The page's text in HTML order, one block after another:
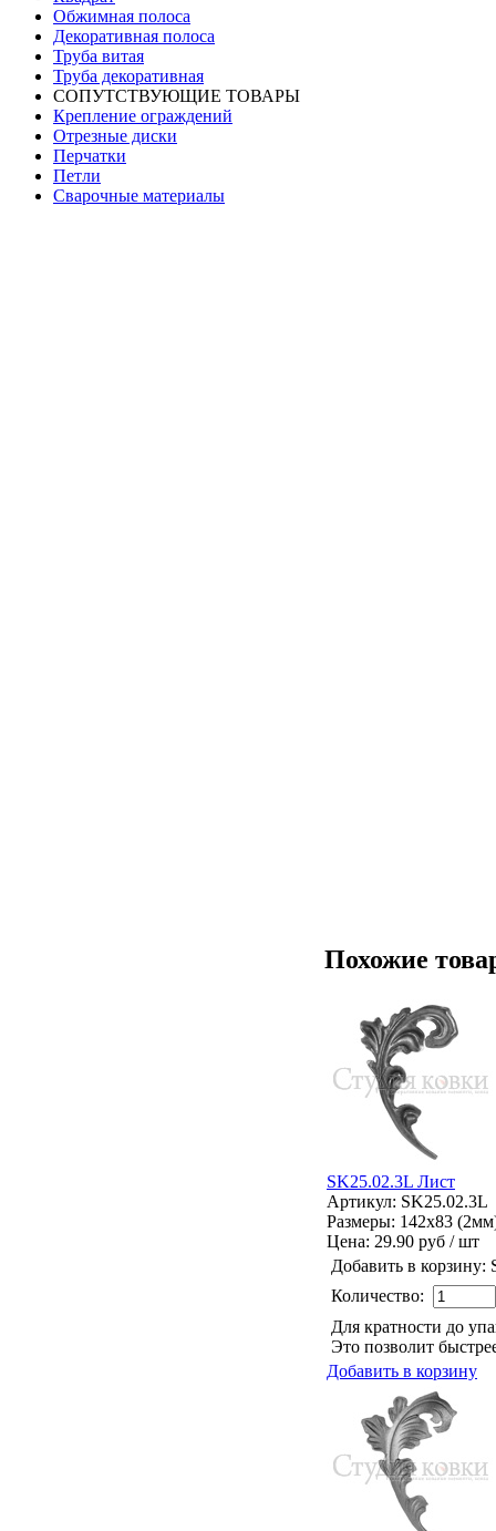
Обжимная полоса
Декоративная полоса
Труба витая
Труба декоративная
СОПУТСТВУЮЩИЕ ТОВАРЫ
Крепление ограждений
Отрезные диски
Перчатки
Петли
Сварочные материалы
Похожие
SK25.02.3L Лист
Артикул: SK25.02.3L
Размеры: 142x83
Цена: 29.90 руб / шт
Добавить в корзину:
Количество:
Для кратности до
Это позволит
Добавить в корзину